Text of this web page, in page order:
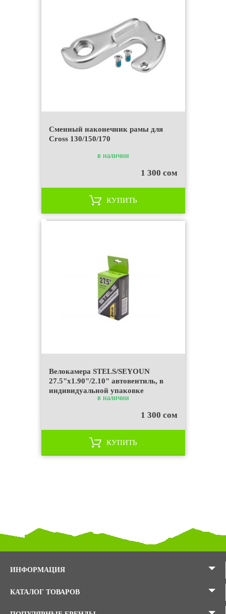
Сменный наконечник рамы для
Cross 130/150/170
в наличии
1 300 сом
КУПИТЬ
Велокамера STELS/SEYOUN
27.5"x1.90"/2.10" автовентиль, в
индивидуальной упаковке
в наличии
1 300 сом
КУПИТЬ
ИНФОРМАЦИЯ
КАТАЛОГ ТОВАРОВ